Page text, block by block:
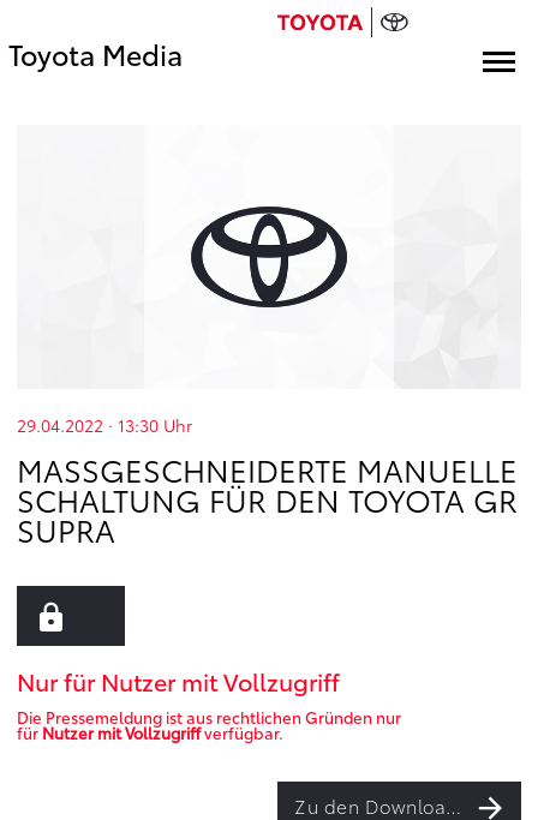
Toyota Media
29.04.2022 · 13:30 Uhr
MASSGESCHNEIDERTE MANUELLE S
CHALTUNG FÜR DEN TOYOTA GR S
UPRA
Nur für Nutzer mit Vollzugriff
Die Pressemeldung ist aus rechtlichen Gründen nur
für Nutzer mit Vollzugriffverfügbar.
Zu den Downloads